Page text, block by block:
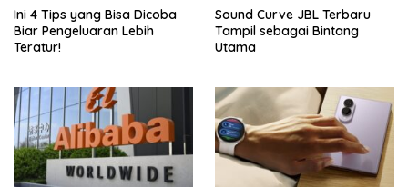
Ini 4 Tips yang Bisa Dicoba
Biar Pengeluaran Lebih
Teratur!
Sound Curve JBL Terbaru
Tampil sebagai Bintang
Utama